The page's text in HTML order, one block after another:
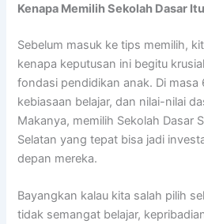
Kenapa Memilih Sekolah Dasar
Sebelum masuk ke tips memilih,
kenapa keputusan ini begitu
fondasi pendidikan anak. Di masa
kebiasaan belajar, dan nilai-nilai
Makanya, memilih Sekolah Dasar
Selatan yang tepat bisa jadi
depan mereka.
Bayangkan kalau kita salah pilih
tidak semangat belajar,